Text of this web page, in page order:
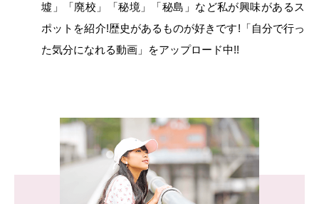
墟」「廃校」「秘境」「秘島」 など私が興味があるス
ポットを紹介!歴史があるものが好きです! 「自分で行っ
た気分になれる動画」をアップロード中!!